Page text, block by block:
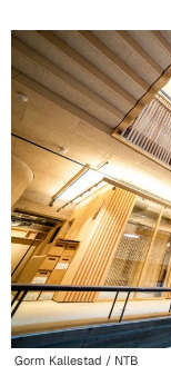
Gorm Kallestad / NTB